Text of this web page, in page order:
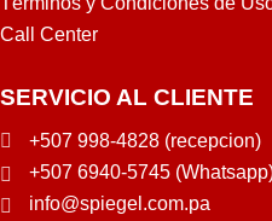
Call Center
SERVICIO AL CLIENTE
+507 998-4828 (recepcion)
+507 6940-5745
info@spiegel.com.pa